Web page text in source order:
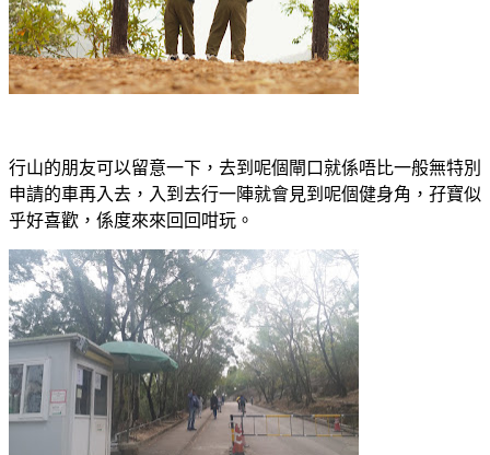
行山的朋友可以留意一下，去到呢個閘口就係唔比一般無特別
申請的車再入去，入到去行一陣就會見到呢個健身角，孖寶似
乎好喜歡，係度來來回回咁玩。